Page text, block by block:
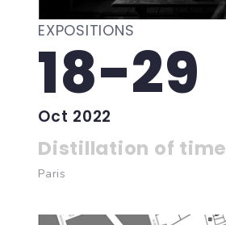
EXPOSITIONS
18-29
Oct 2022
Distillation of time
Paris